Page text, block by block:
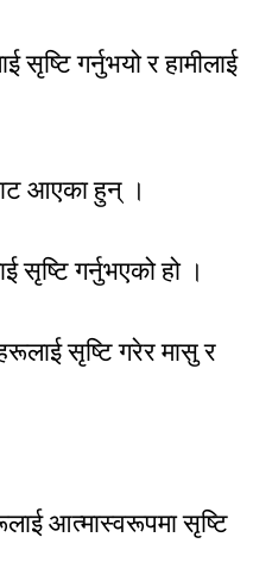
सृष्टि गर्नुभयो र हामीलाई
आएका हुन् ।
सृष्टि गर्नुभएको हो ।
सृष्टि गरेर मासु र
आत्मास्वरूपमा सृष्टि